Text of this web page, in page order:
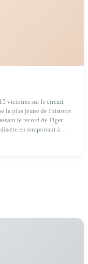
que peut
victoires sur le circuit
la plus jeune de l'histoire
le record de Tiger
en remportant à